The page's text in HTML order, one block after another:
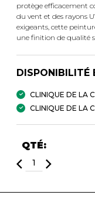
protège efficacement
du vent et des rayons
exigeants, cette
une finition de qualité
DISPONIBILITÉ
CLINIQUE DE LA
CLINIQUE DE LA
QTÉ: